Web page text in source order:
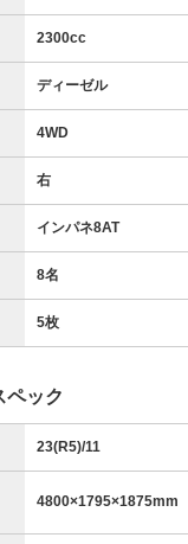
2300cc
ディーゼル
4WD
右
インパネ8AT
8名
5枚
ペック
23(R5)/11
4800×1795×1875mm